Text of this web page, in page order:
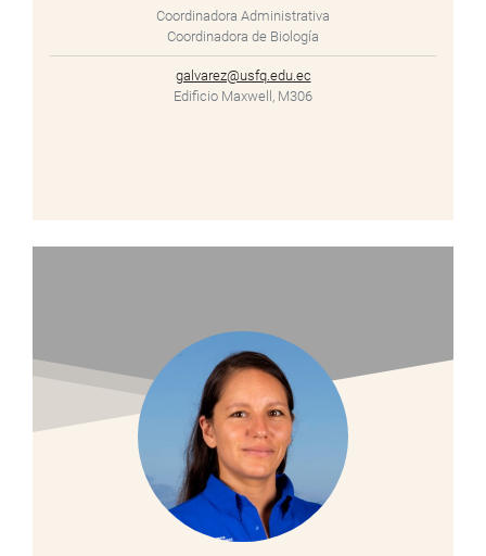
Coordinadora Administrativa
Coordinadora de Biología
galvarez@usfq.edu.ec
Edificio Maxwell, M306